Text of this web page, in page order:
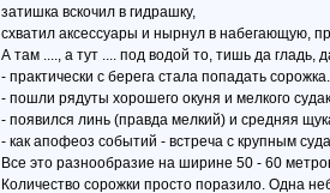
затишка вскочил в гидрашку,
схватил аксессуары и нырнул в набегающую,
А там ...., а тут .... под водой то, тишь да
- практически с берега стала попадать
- пошли рядуты хорошего окуня и мелкого
- появился линь (правда мелкий) и средняя
- как апофеоз событий - встреча с крупным
Все это разнообразие на ширине 50 - 60
Количество сорожки просто поразило. Одна